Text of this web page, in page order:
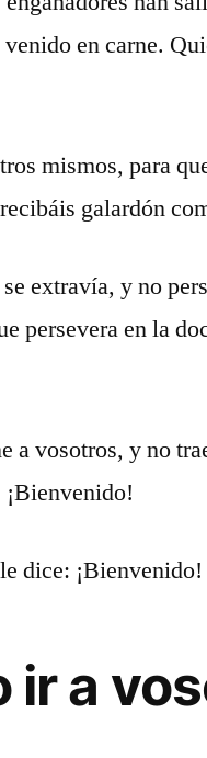
en carne.
mismos, para
galardón
extravía, y no
persevera en la
a vosotros, y no
dice:
ir a